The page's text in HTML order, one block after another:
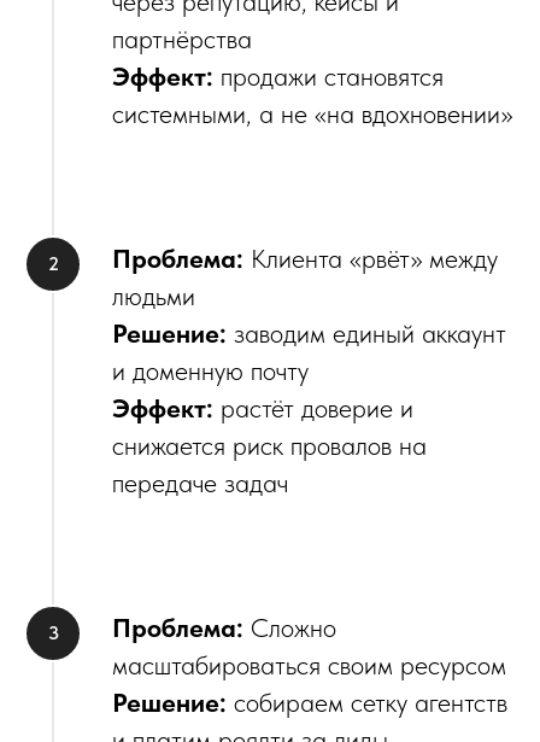
партнёрства
Эффект: продажи становятся
системными, а не «на вдохновении»
Проблема: Клиента «рвёт» между
людьми
Решение: заводим единый аккаунт
и доменную почту
Эффект: растёт доверие и
снижается риск провалов на
передаче задач
Проблема: Сложно
масштабироваться своим ресурсом
Решение: собираем сетку агентств